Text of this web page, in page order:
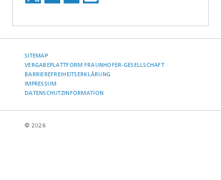
SITEMAP
VERGABEPLATTFORM FRAUNHOFER-GESELLSCHAFT
BARRIEREFREIHEITSERKLÄRUNG
IMPRESSUM
DATENSCHUTZINFORMATION
© 2026